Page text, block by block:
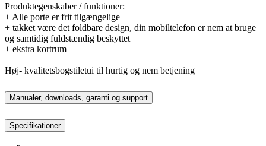
Produktegenskaber / funktioner:
+ Alle porte er frit tilgængelige
+ takket være det foldbare design, din mobiltelefon er nem at bruge
og samtidig fuldstændig beskyttet
+ ekstra kortrum
Høj- kvalitetsbogstiletui til hurtig og nem betjening
Manualer, downloads, garanti og support
Specifikationer